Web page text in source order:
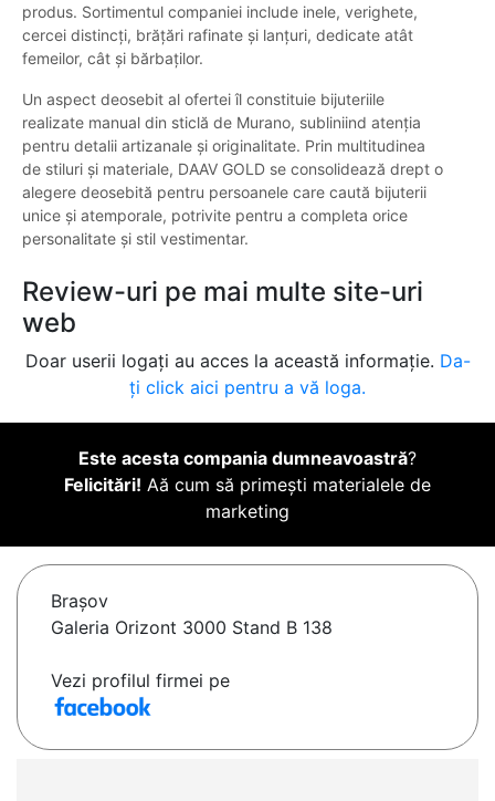
produs. Sortimentul companiei include inele, verighete,
cercei distincți, brățări rafinate și lanțuri, dedicate atât
femeilor, cât și bărbaților.
Un aspect deosebit al ofertei îl constituie bijuteriile
realizate manual din sticlă de Murano, subliniind atenția
pentru detalii artizanale și originalitate. Prin multitudinea
de stiluri și materiale, DAAV GOLD se consolidează drept o
alegere deosebită pentru persoanele care caută bijuterii
unice și atemporale, potrivite pentru a completa orice
personalitate și stil vestimentar.
Review-uri pe mai multe site-uri
web
Doar userii logați au acces la această informație. Da-
ți click aici pentru a vă loga.
Este acesta compania dumneavoastră?
Felicitări! Aă cum să primești materialele de
marketing
Braşov
Galeria Orizont 3000 Stand B 138
Vezi profilul firmei pe